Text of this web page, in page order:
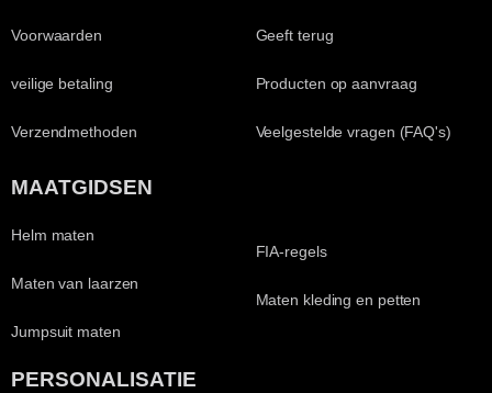
Voorwaarden
veilige betaling
Verzendmethoden
Geeft terug
Producten op aanvraag
Veelgestelde vragen (FAQ's)
MAATGIDSEN
Helm maten
Maten van laarzen
Jumpsuit maten
FIA-regels
Maten kleding en petten
PERSONALISATIE